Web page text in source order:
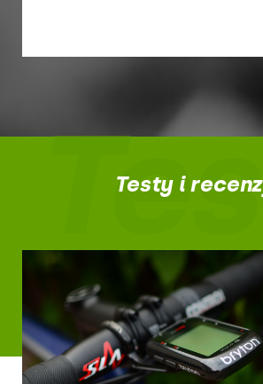
Testy i